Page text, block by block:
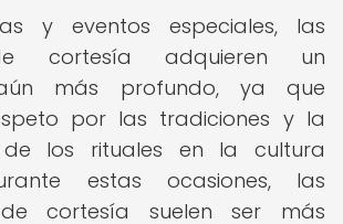
y eventos especiales, las
cortesía adquieren un
más profundo, ya que
por las tradiciones y la
de los rituales en la cultura
estas ocasiones, las
de cortesía suelen ser más